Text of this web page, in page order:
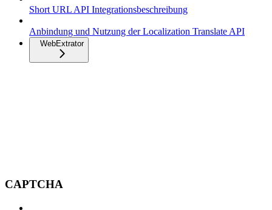
Short URL API Integrationsbeschreibung
Anbindung und Nutzung der Localization Translate API
WebExtrator
CAPTCHA